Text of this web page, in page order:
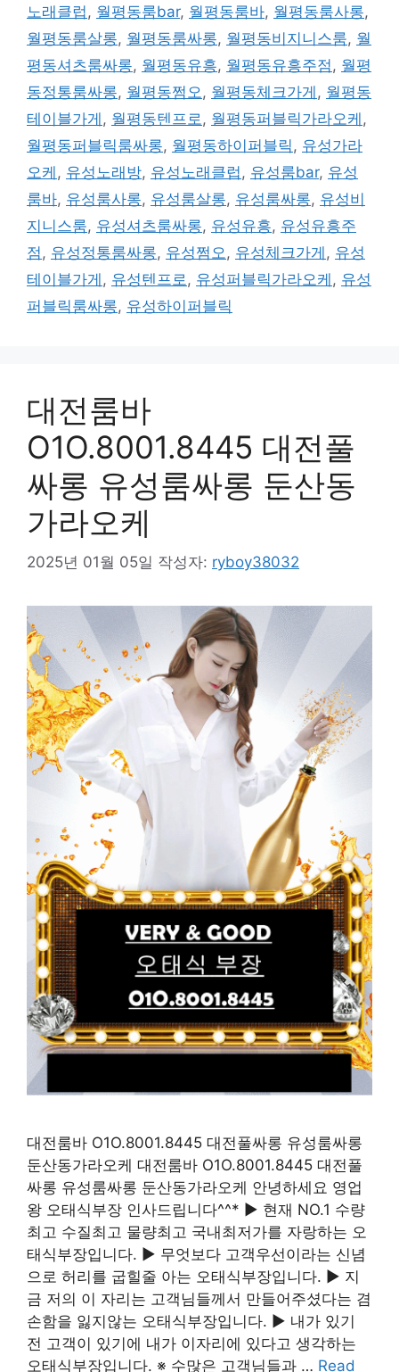
노래클럽, 월평동룸bar, 월평동룸바, 월평동룸사롱,
월평동룸살롱, 월평동룸싸롱, 월평동비지니스룸, 월
평동셔츠룸싸롱, 월평동유흥, 월평동유흥주점, 월평
동정통룸싸롱, 월평동쩜오, 월평동체크가게 , 월평동
테이블가게 , 월평동텐프로, 월평동퍼블릭가라오케 ,
월평동퍼블릭룸싸롱, 월평동하이퍼블릭, 유성가라
오케 , 유성노래방, 유성노래클럽, 유성룸bar, 유성
룸바, 유성룸사롱, 유성룸살롱, 유성룸싸롱, 유성비
지니스룸, 유성셔츠룸싸롱, 유성유흥, 유성유흥주
점, 유성정통룸싸롱, 유성쩜오, 유성체크가게 , 유성
테이블가게 , 유성텐프로, 유성퍼블릭가라오케 , 유성
퍼블릭룸싸롱, 유성하이퍼블릭
대전룸바
O1O.8001.8445 대전풀
싸롱 유성룸싸롱 둔산동
가라오케
2025년 01월 05일 작성자: ryboy38032
대전룸바 O1O.8001.8445 대전풀싸롱 유성룸싸롱
둔산동가라오케 대전룸바 O1O.8001.8445 대전풀
싸롱 유성룸싸롱 둔산동가라오케 안녕하세요 영업
왕 오태식부장 인사드립니다^^* ▶ 현재 NO.1 수량
최고 수질최고 물량최고 국내최저가를 자랑하는 오
태식부장입니다. ▶ 무엇보다 고객우선이라는 신념
으로 허리를 굽힐줄 아는 오태식부장입니다. ▶ 지
금 저의 이 자리는 고객님들께서 만들어주셨다는 겸
손함을 잃지않는 오태식부장입니다. ▶ 내가 있기
전 고객이 있기에 내가 이자리에 있다고 생각하는
오태식부장입니다. ※ 수많은 고객님들과 … Read